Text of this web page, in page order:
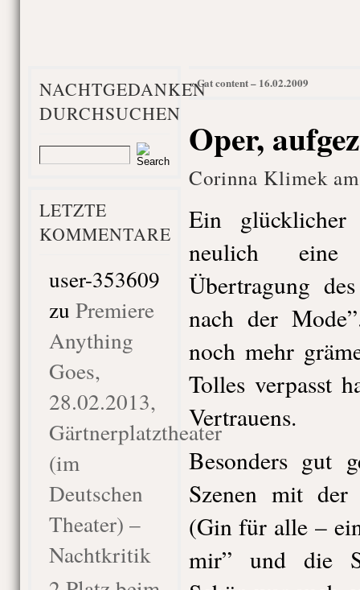
NACHTGEDANKEN
DURCHSUCHEN
LETZTE
KOMMENTARE
user-353609
zu Premiere
Anything
Goes,
28.02.2013,
Gärtnerplatztheater
(im
Deutschen
Theater) –
Nachtkritik
«Cat content – 16.02.2009
Oper,
Corinna Klimek
Ein
neulich eine
Übertragung
nach der
noch mehr
Tolles verpasst
Vertrauens.
Besonders gut
Szenen mit der
(Gin für alle –
mir” und die